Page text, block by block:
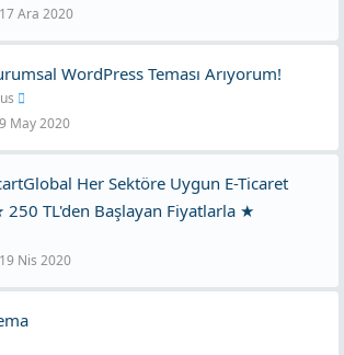
17 Ara 2020
WordPress Teması Arıyorum!
9 May 2020
Her Sektöre Uygun E-Ticaret
250 TL'den Başlayan Fiyatlarla ★
19 Nis 2020